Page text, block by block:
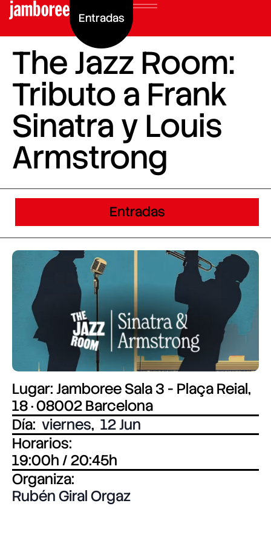
Entradas
The Jazz Room:
Tributo a Frank
Sinatra y Louis
Armstrong
Entradas
Lugar: Jamboree Sala 3 - Plaça Reial,
18 · 08002 Barcelona
Día: viernes, 12 Jun
Horarios:
19:00h / 20:45h
Organiza:
Rubén Giral Orgaz